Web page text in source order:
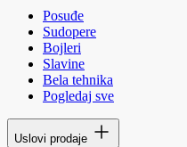
Posuđe
Sudopere
Bojleri
Slavine
Bela tehnika
Pogledaj sve
Uslovi prodaje